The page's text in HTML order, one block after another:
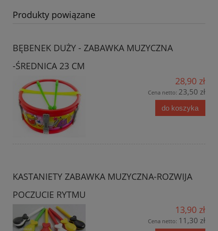
Produkty powiązane
BĘBENEK DUŻY - ZABAWKA MUZYCZNA
-ŚREDNICA 23 CM
28,90 zł
Cena netto: 23,50 zł
do koszyka
KASTANIETY ZABAWKA MUZYCZNA-ROZWIJA
POCZUCIE RYTMU
13,90 zł
Cena netto: 11,30 zł